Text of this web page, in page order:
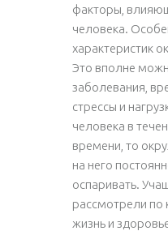
факторы,
человека.
характеристик
Это вполне
заболевания,
стрессы и
человека в
времени, то
на него
оспаривать.
рассмотрели по
жизнь и